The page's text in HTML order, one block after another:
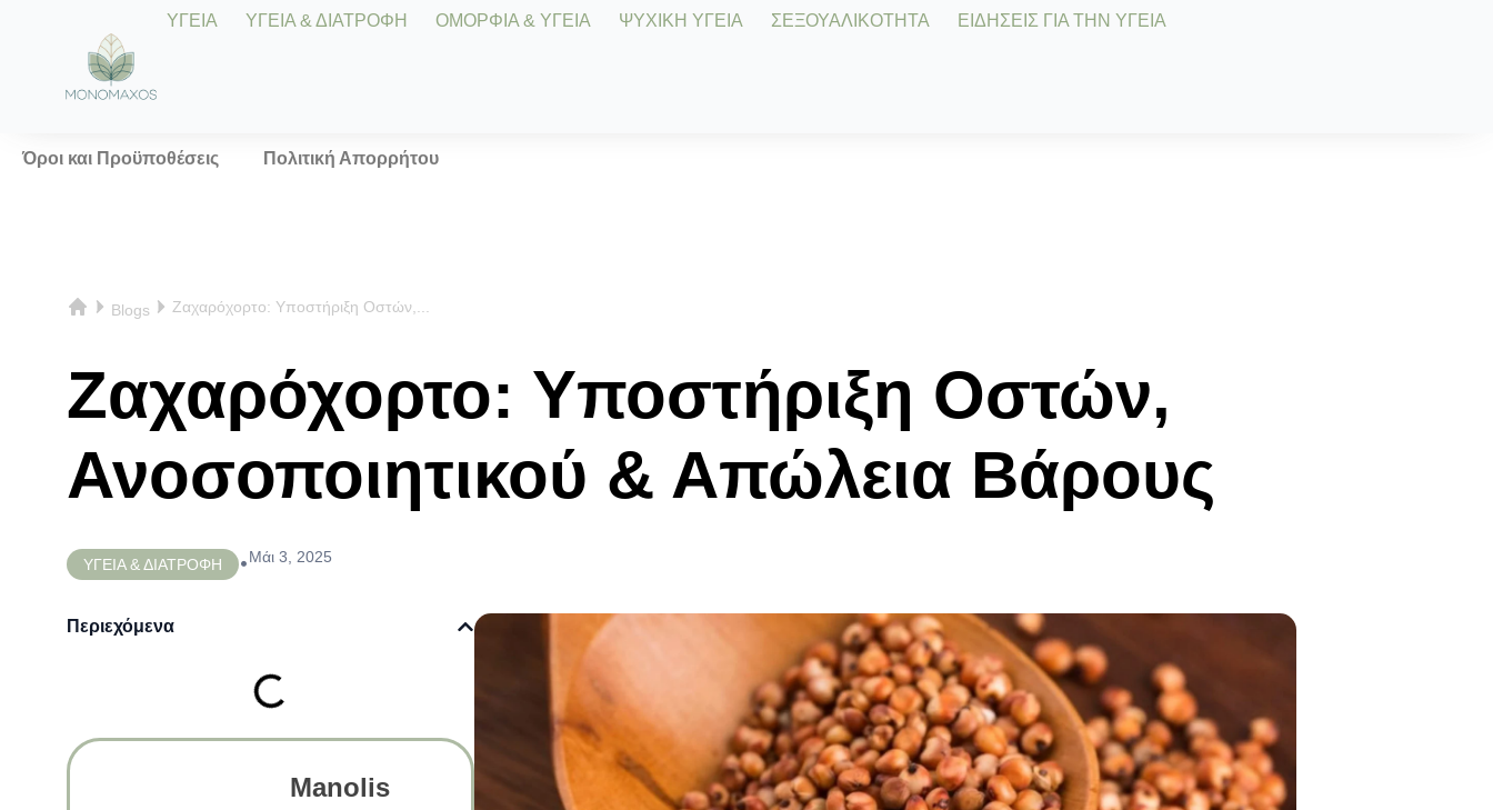
ΥΓΕΙΑ ΥΓΕΙΑ & ΔΙΑΤΡΟΦΗ ΟΜΟΡΦΙΑ & ΥΓΕΙΑ ΨΥΧΙΚΗ ΥΓΕΙΑ ΣΕΞΟΥΑΛΙΚΟΤΗΤΑ ΕΙΔΗΣΕΙΣ ΓΙΑ ΤΗΝ ΥΓΕΙΑ
Όροι και Προϋποθέσεις Πολιτική Απορρήτου
Blogs Ζαχαρόχορτο: Υποστήριξη Οστών,...
Ζαχαρόχορτο: Υποστήριξη Οστών,
Ανοσοποιητικού & Απώλεια Βάρους
ΥΓΕΙΑ & ΔΙΑΤΡΟΦΗ •Μάι 3, 2025
Περιεχόμενα
Manolis